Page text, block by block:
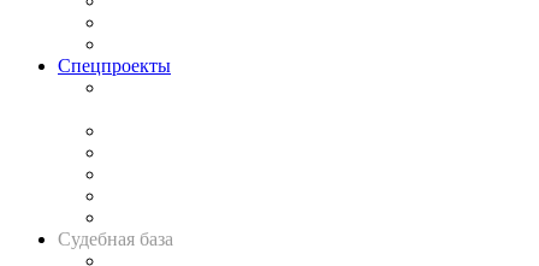
Спецпроекты
Судебная база